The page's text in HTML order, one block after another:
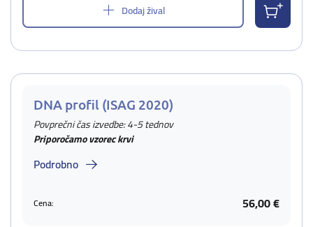
Dodaj žival
DNA profil (ISAG 2020)
Povprečni čas izvedbe: 4-5 tednov
Priporočamo vzorec krvi
Podrobno
Cena: 56,00 €